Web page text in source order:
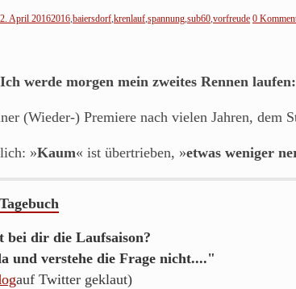
April 20162016 baiersdorf krenlauf spannung sub60 vorfreude 0
werde morgen mein zweites Rennen
(Wieder-) Premiere nach vielen Jahren,
»Kaum« ist übertrieben, »etwas weniger
bei dir die Laufsaison?
und verstehe die Frage nicht...."
auf Twitter geklaut)